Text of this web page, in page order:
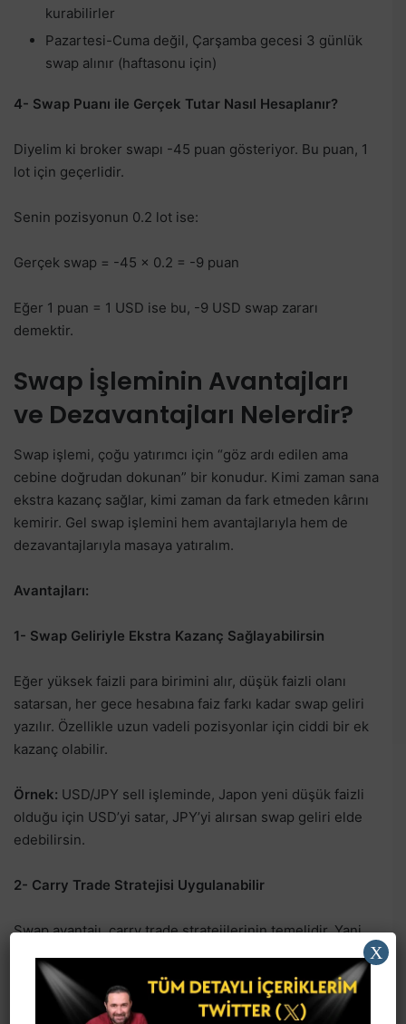
kurabilirler
Pazartesi-Cuma değil, Çarşamba gecesi 3 günlük
swap alınır (haftasonu için)
4- Swap Puanı ile Gerçek Tutar Nasıl Hesaplanır?
Diyelim ki broker swapı -45 puan gösteriyor. Bu puan, 1
lot için geçerlidir.
Senin pozisyonun 0.2 lot ise:
Gerçek swap = -45 × 0.2 = -9 puan
Eğer 1 puan = 1 USD ise bu, -9 USD swap zararı
demektir.
Swap İşleminin Avantajları
ve Dezavantajları Nelerdir?
Swap işlemi, çoğu yatırımcı için “göz ardı edilen ama
cebine doğrudan dokunan” bir konudur. Kimi zaman sana
ekstra kazanç sağlar, kimi zaman da fark etmeden kârını
kemirir. Gel swap işlemini hem avantajlarıyla hem de
dezavantajlarıyla masaya yatıralım.
Avantajları:
1- Swap Geliriyle Ekstra Kazanç Sağlayabilirsin
Eğer yüksek faizli para birimini alır, düşük faizli olanı
satarsan, her gece hesabına faiz farkı kadar swap geliri
yazılır. Özellikle uzun vadeli pozisyonlar için ciddi bir ek
kazanç olabilir.
Örnek: USD/JPY sell işleminde, Japon yeni düşük faizli
olduğu için USD’yi satar, JPY’yi alırsan swap geliri elde
edebilirsin.
2- Carry Trade Stratejisi Uygulanabilir
Swap avantajı, carry trade stratejilerinin temelidir. Yani
yüksek faizli ülke para birimlerine yatırım yaparak sadece
pozisyonu açık tutarak kazanç elde edebilirsin.
X